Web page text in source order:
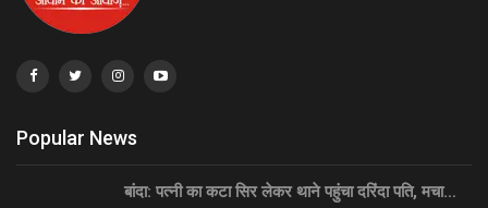
Popular News
बांदा: पत्नी का कटा सिर लेकर थाने पहुंचा दरिंदा पति, मचा…